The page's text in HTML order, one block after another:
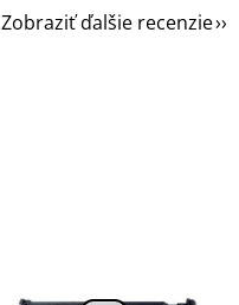
Zobraziť ďalšie recenzie